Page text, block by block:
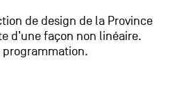
de design de la Province
d’une façon non linéaire.
programmation.